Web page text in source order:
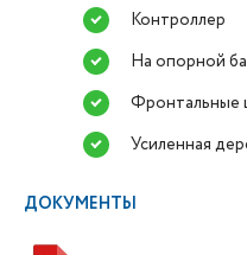
Контроллер
На опорной
Фронтальные
Усиленная
ДОКУМЕНТЫ